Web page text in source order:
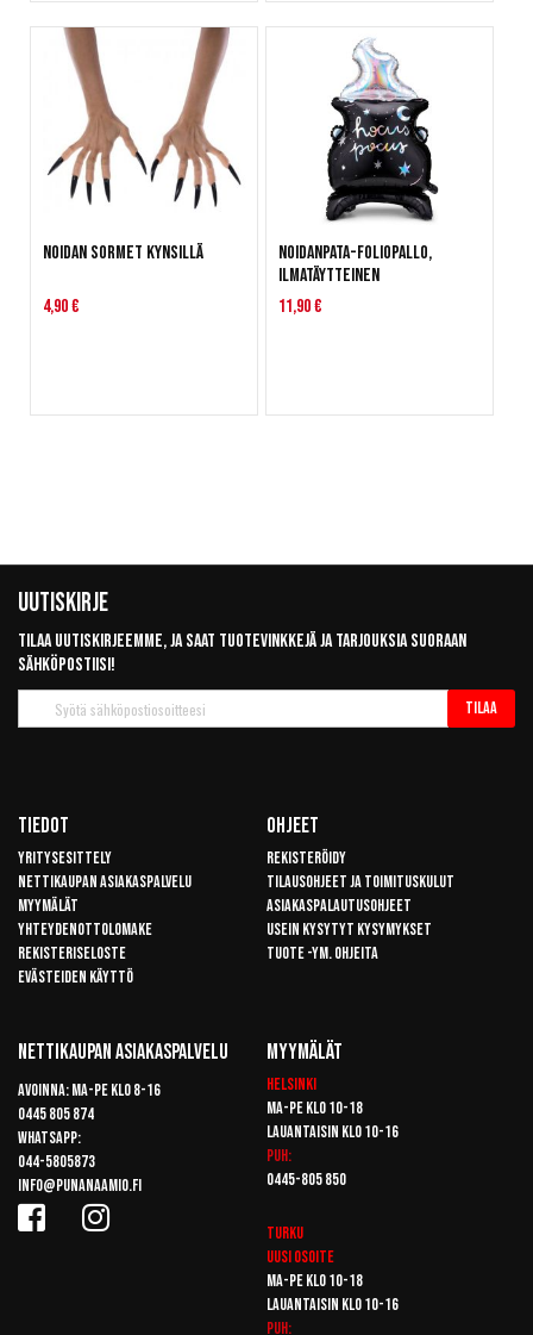
Noidan sormet kynsillä
4,90 €
Noidanpata-foliopallo,
ilmatäytteinen
11,90 €
Uutiskirje
Tilaa uutiskirjeemme, ja saat tuotevinkkejä ja tarjouksia suoraan
sähköpostiisi!
uutiskirje
Tilaa
Tiedot
Yritysesittely
Nettikaupan asiakaspalvelu
Myymälät
Yhteydenottolomake
Rekisteriseloste
Evästeiden käyttö
Ohjeet
Rekisteröidy
Tilausohjeet ja toimituskulut
Asiakaspalautusohjeet
Usein kysytyt kysymykset
Tuote -ym. ohjeita
Nettikaupan Asiakaspalvelu
Avoinna: Ma-pe klo 8-16
0445 805 874
Whatsapp:
044-5805873
info@punanaamio.fi
Myymälät
Helsinki
Ma-pe klo 10-18
Lauantaisin klo 10-16
Puh:
0445-805 850
Turku
Uusi osoite
Ma-pe klo 10-18
Lauantaisin klo 10-16
Puh: